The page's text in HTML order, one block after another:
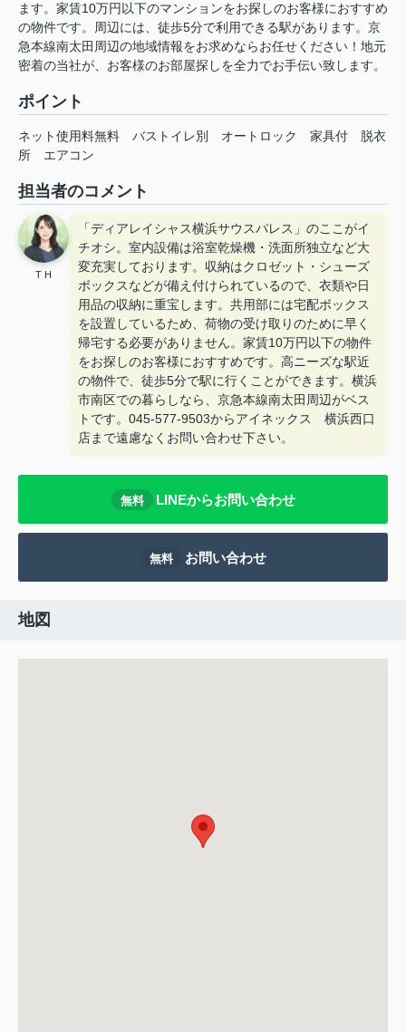
ます。家賃10万円以下のマンションをお探しのお客様におすすめ
の物件です。周辺には、徒歩5分で利用できる駅があります。京
急本線南太田周辺の地域情報をお求めならお任せください！地元
密着の当社が、お客様のお部屋探しを全力でお手伝い致します。
ポイント
ネット使用料無料 バストイレ別 オートロック 家具付
脱衣
所
エアコン
担当者のコメント
T H
「ディアレイシャス横浜サウスパレス」のここがイ
チオシ。室内設備は浴室乾燥機・洗面所独立など大
変充実しております。収納はクロゼット・シューズ
ボックスなどが備え付けられているので、衣類や日
用品の収納に重宝します。共用部には宅配ボックス
を設置しているため、荷物の受け取りのために早く
帰宅する必要がありません。家賃10万円以下の物件
をお探しのお客様におすすめです。高ニーズな駅近
の物件で、徒歩5分で駅に行くことができます。横浜
市南区での暮らしなら、京急本線南太田周辺がベス
トです。045-577-9503からアイネックス 横浜西口
店まで遠慮なくお問い合わせ下さい。
無料 LINEからお問い合わせ
無料 お問い合わせ
地図